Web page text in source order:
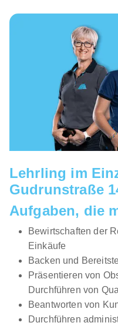
Lehrling im
Gudrunstraße
Aufgaben, die
Bewirtschaften der
Einkäufe
Backen und
Präsentieren von
Durchführen von
Beantworten von
Durchführen